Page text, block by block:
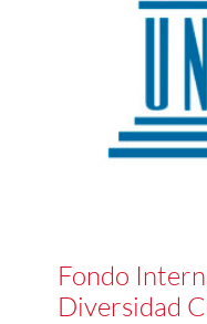
Fondo
Diversidad